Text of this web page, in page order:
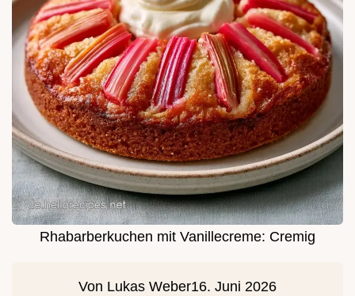
Rhabarberkuchen mit Vanillecreme: Cremig
Von Lukas Weber16. Juni 2026